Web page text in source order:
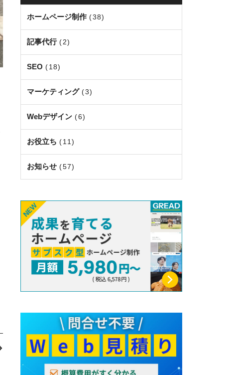
ホームページ制作 (38)
記事代行(2)
SEO (18)
マーケティング(3)
Webデザイン (6)
お役立ち (11)
お知らせ (57)